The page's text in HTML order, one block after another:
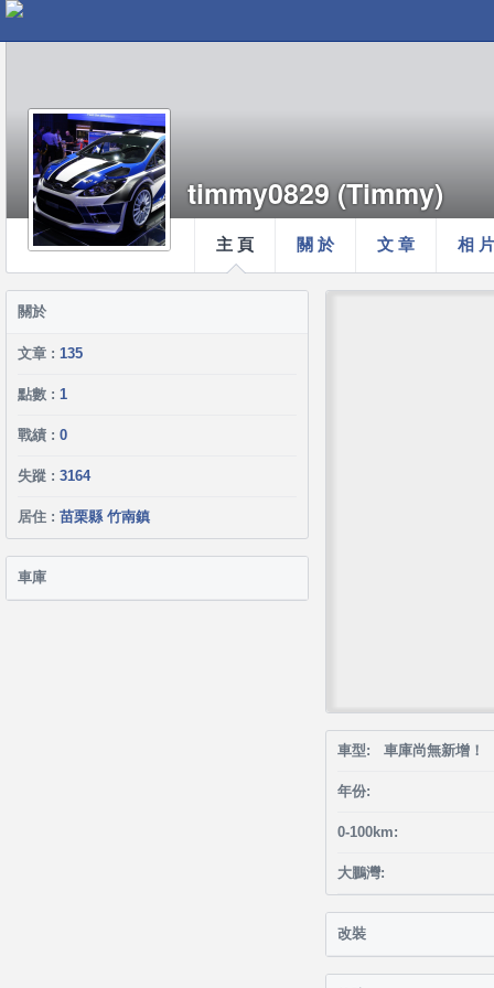
主 頁 關 於 文 章 相 片
timmy0829 (Timmy)
關於
文章 : 135
點數 : 1
戰績 : 0
失蹤 : 3164
居住 : 苗栗縣 竹南鎮
車庫
車型: 車庫尚無新增！
年份:
0-100km:
大鵬灣:
改裝